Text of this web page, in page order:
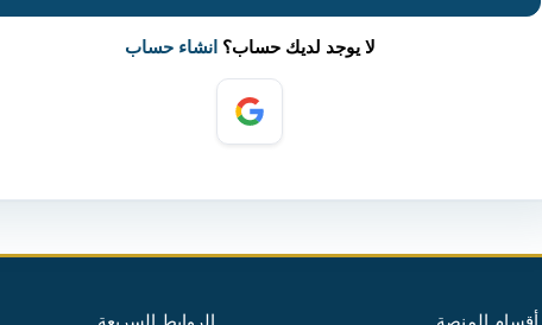
لا يوجد لديك حساب؟ انشاء حساب